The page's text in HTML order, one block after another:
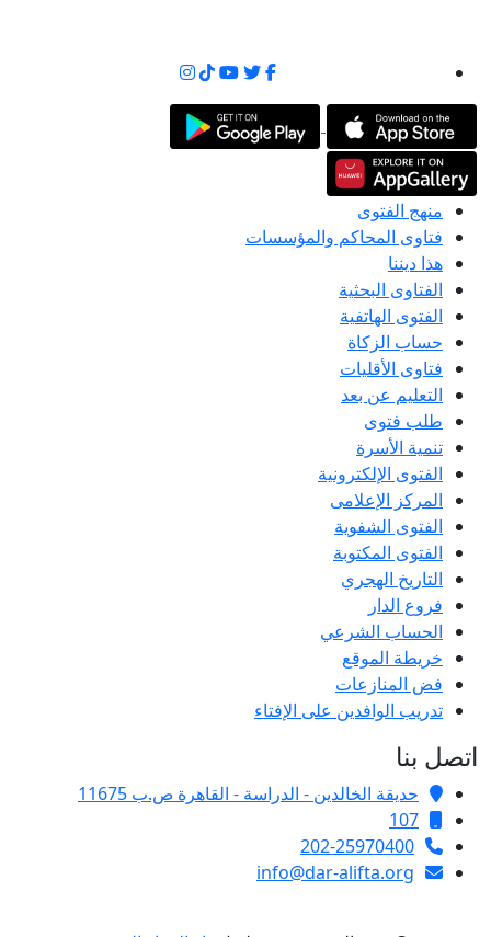
منهج الفتوى
فتاوى المحاكم والمؤسسات
هذا ديننا
الفتاوى البحثية
الفتوى الهاتفية
حساب الزكاة
فتاوى الأقليات
التعليم عن بعد
طلب فتوى
تنمية الأسرة
الفتوى الإلكترونية
المركز الإعلامى
الفتوى الشفوية
الفتوى المكتوبة
التاريخ الهجري
فروع الدار
الحساب الشرعي
خريطة الموقع
فض المنازعات
تدريب الوافدين على الإفتاء
اتصل بنا
حديقة الخالدين - الدراسة - القاهرة ص.ب 11675
107
202-25970400
info@dar-alifta.org